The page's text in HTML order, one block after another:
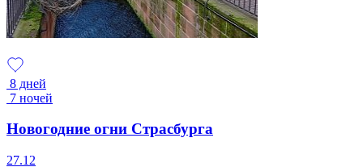
8 дней
7 ночей
Новогодние огни Страсбурга
27.12